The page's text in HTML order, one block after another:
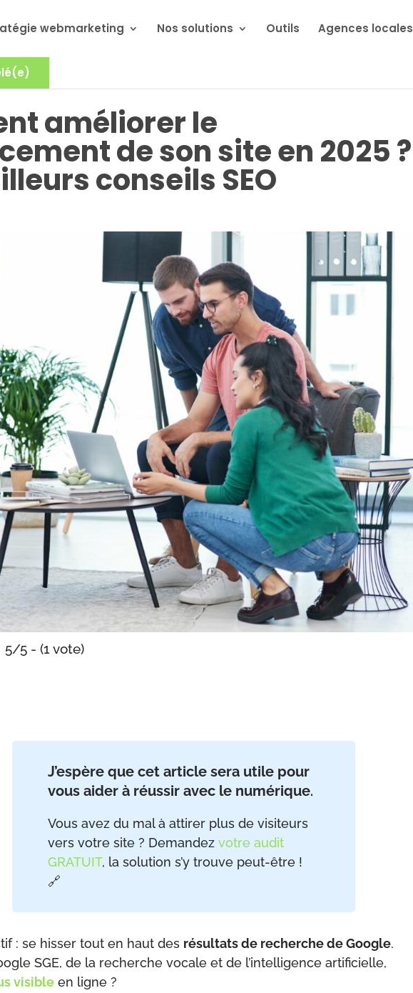
webmarketing Nos solutions Outils Agences locales
améliorer le
de son site en 2025 ?
conseils SEO
5/5 - (1 vote)
J’espère que cet article sera utile pour
vous aider à réussir avec le numérique.
Vous avez du mal à attirer plus de visiteurs
vers votre site ? Demandezvotre audit
GRATUIT, la solution s’y trouve peut-être !
🔗
: se hisser tout en haut des résultats de recherche de Google.
SGE, de la recherche vocale et de l’intelligence artificielle,
visible en ligne ?